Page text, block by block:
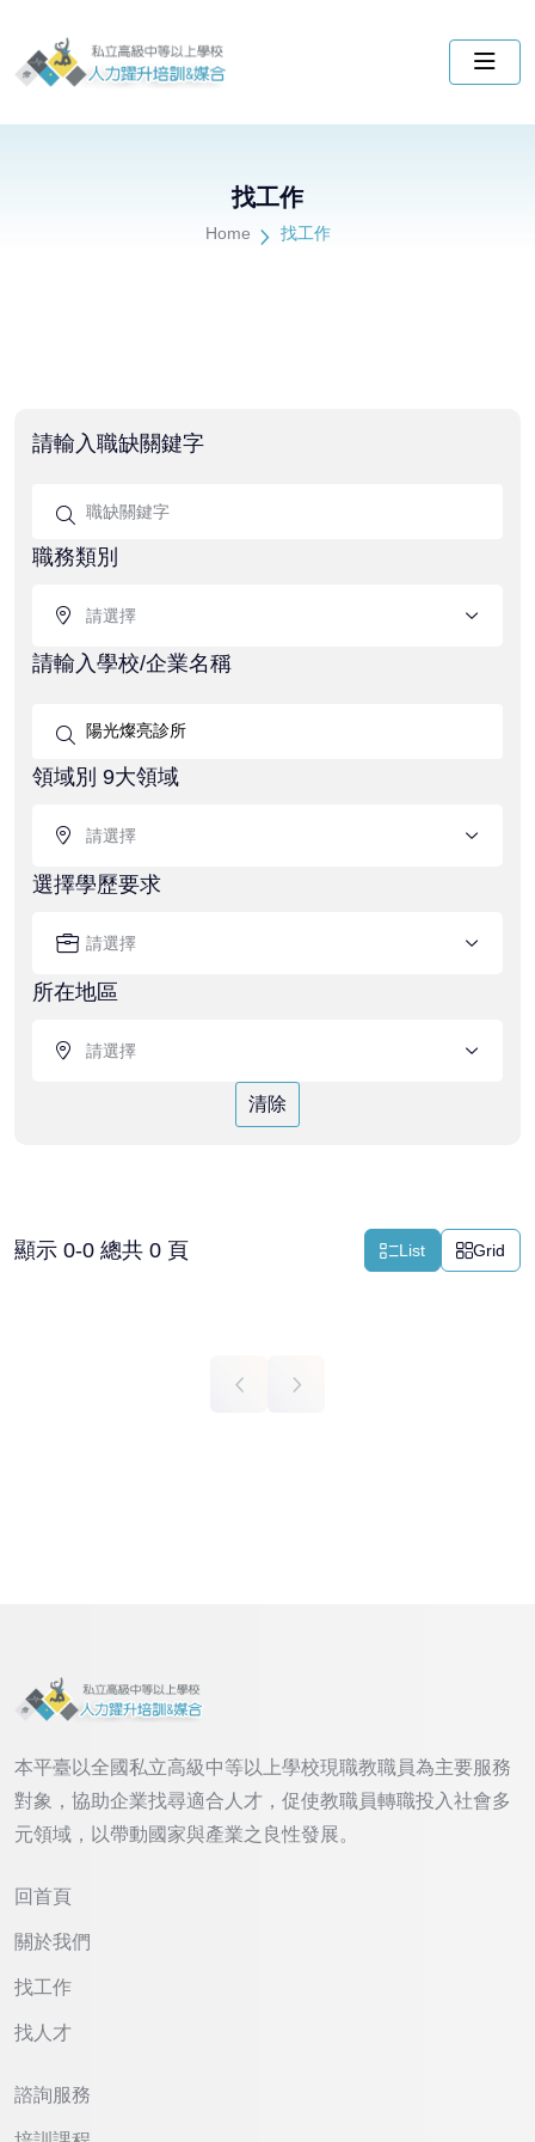
找工作
Home 找工作
請輸入職缺關鍵字
職務類別
請選擇
請輸入學校/企業名稱
領域別 9大領域
請選擇
選擇學歷要求
請選擇
所在地區
請選擇
清除
顯示 0-0 總共 0 頁 List Grid
本平臺以全國私立高級中等以上學校現職教職員為主要服務
對象，協助企業找尋適合人才，促使教職員轉職投入社會多
元領域，以帶動國家與產業之良性發展。
回首頁
關於我們
找工作
找人才
諮詢服務